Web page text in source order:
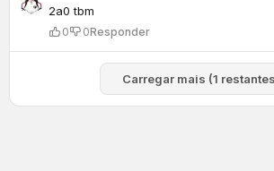
2a0 tbm
0 0Responder
Carregar mais (1